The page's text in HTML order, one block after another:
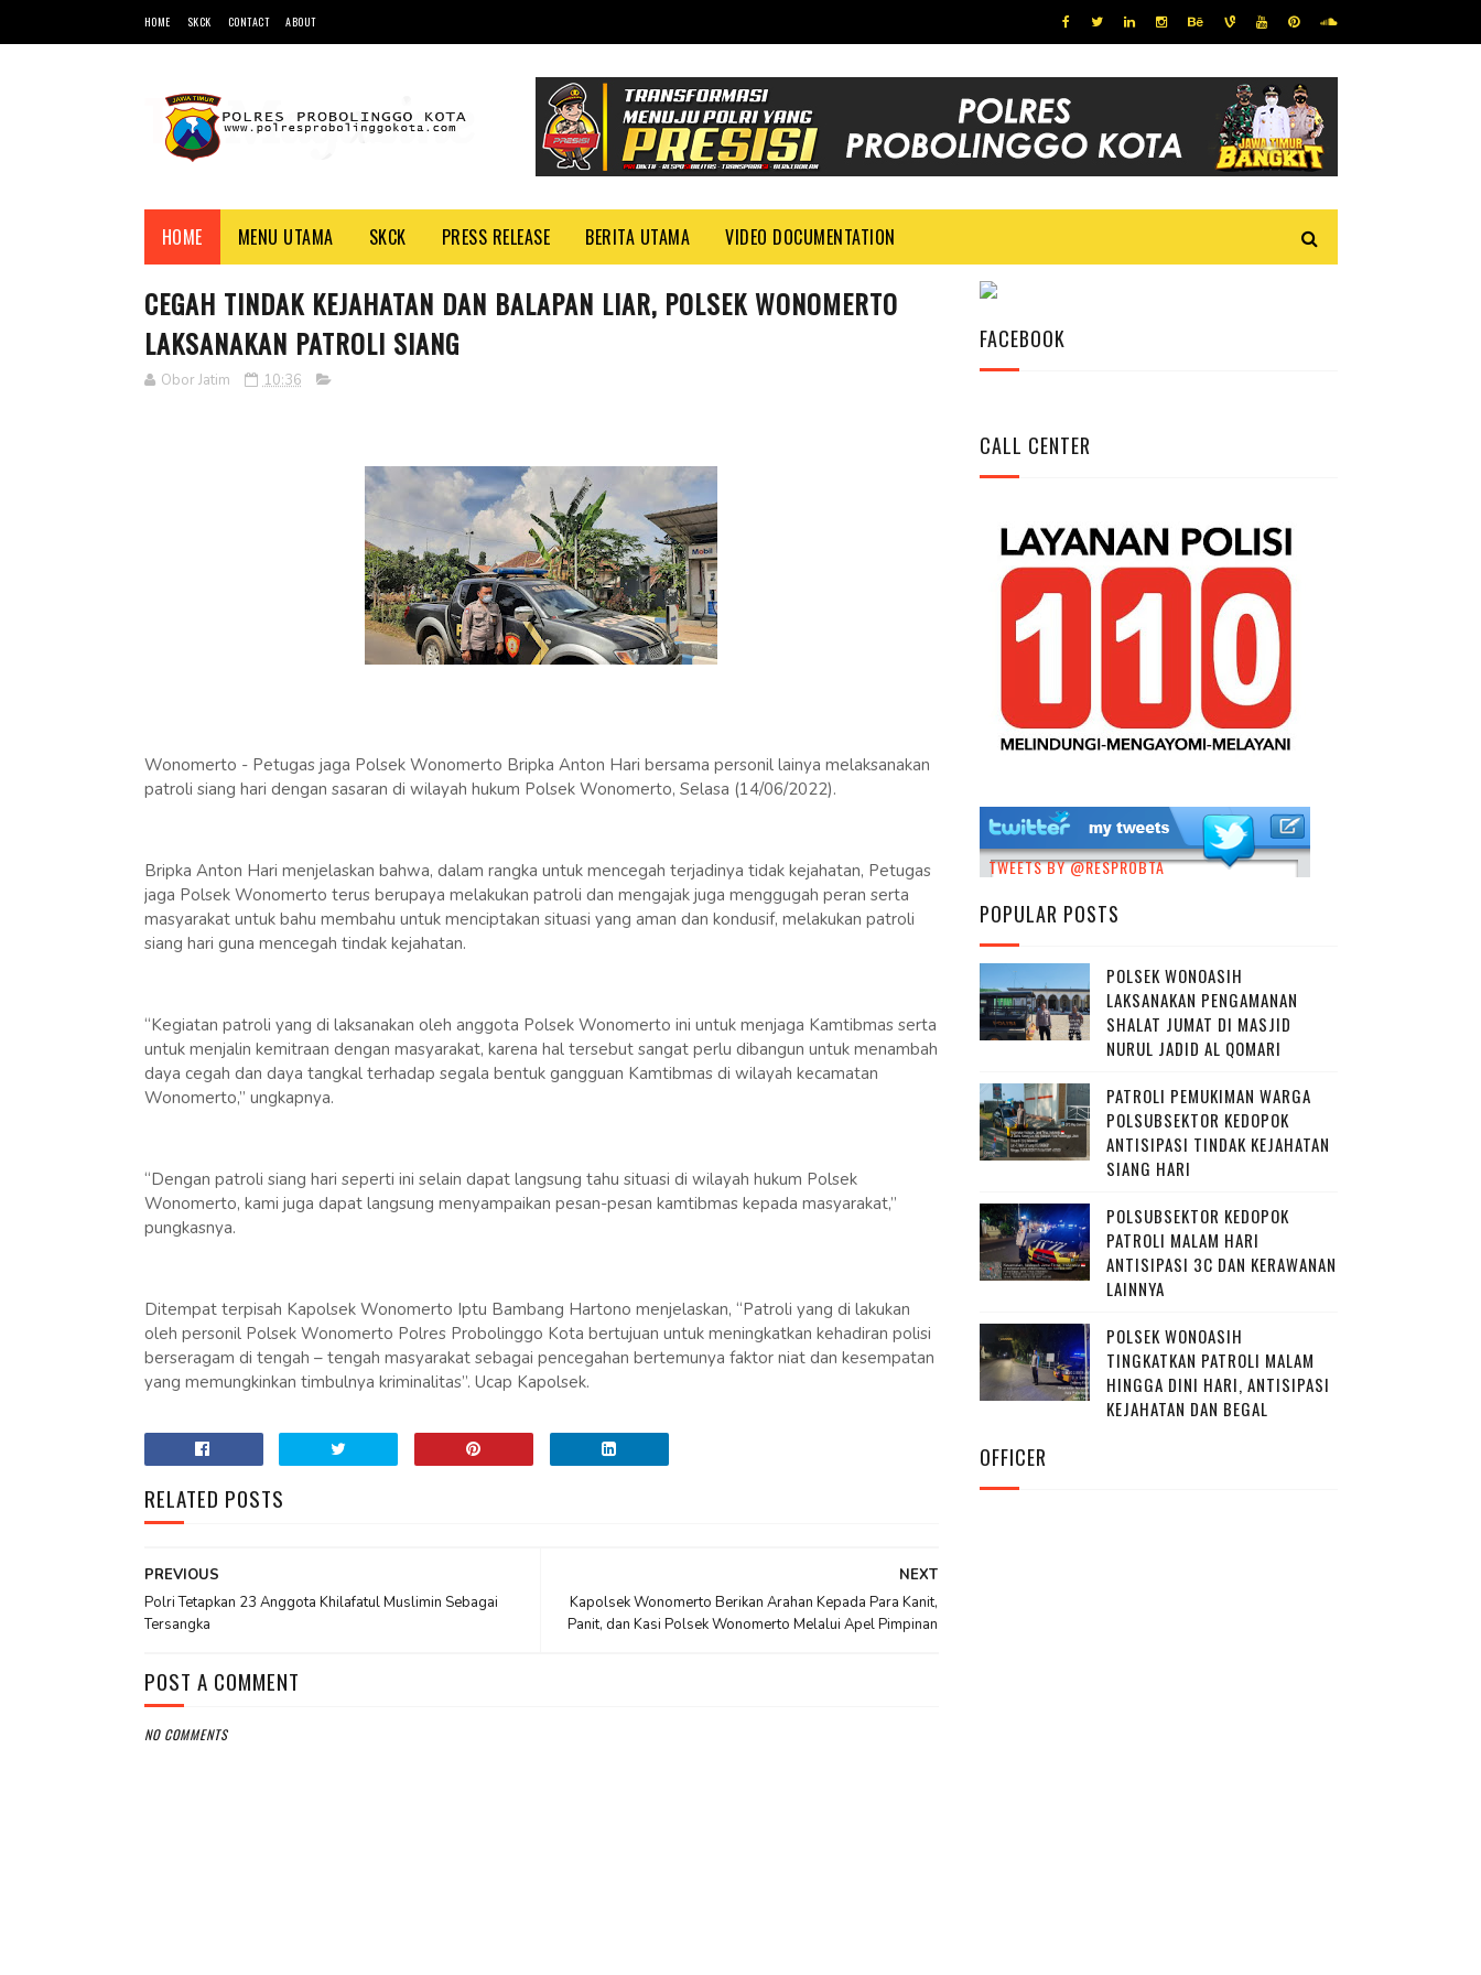
HOME SKCK CONTACT ABOUT
HOME MENU UTAMA SKCK PRESS RELEASE BERITA UTAMA VIDEO DOCUMENTATION
CEGAH TINDAK KEJAHATAN DAN BALAPAN LIAR, POLSEK WONOMERTO
LAKSANAKAN PATROLI SIANG
Obor Jatim 10:36
Wonomerto - Petugas jaga Polsek Wonomerto Bripka Anton Hari bersama personil lainya melaksanakan
patroli siang hari dengan sasaran di wilayah hukum Polsek Wonomerto, Selasa (14/06/2022).
Bripka Anton Hari menjelaskan bahwa, dalam rangka untuk mencegah terjadinya tidak kejahatan, Petugas
jaga Polsek Wonomerto terus berupaya melakukan patroli dan mengajak juga menggugah peran serta
masyarakat untuk bahu membahu untuk menciptakan situasi yang aman dan kondusif, melakukan patroli
siang hari guna mencegah tindak kejahatan.
“Kegiatan patroli yang di laksanakan oleh anggota Polsek Wonomerto ini untuk menjaga Kamtibmas serta
untuk menjalin kemitraan dengan masyarakat, karena hal tersebut sangat perlu dibangun untuk menambah
daya cegah dan daya tangkal terhadap segala bentuk gangguan Kamtibmas di wilayah kecamatan
Wonomerto,” ungkapnya.
“Dengan patroli siang hari seperti ini selain dapat langsung tahu situasi di wilayah hukum Polsek
Wonomerto, kami juga dapat langsung menyampaikan pesan-pesan kamtibmas kepada masyarakat,”
pungkasnya.
Ditempat terpisah Kapolsek Wonomerto Iptu Bambang Hartono menjelaskan, “Patroli yang di lakukan
oleh personil Polsek Wonomerto Polres Probolinggo Kota bertujuan untuk meningkatkan kehadiran polisi
berseragam di tengah – tengah masyarakat sebagai pencegahan bertemunya faktor niat dan kesempatan
yang memungkinkan timbulnya kriminalitas”. Ucap Kapolsek.
RELATED POSTS
NEXT
Kapolsek Wonomerto Berikan Arahan Kepada Para Kanit,
Panit, dan Kasi Polsek Wonomerto Melalui Apel Pimpinan
PREVIOUS
Polri Tetapkan 23 Anggota Khilafatul Muslimin Sebagai
Tersangka
POST A COMMENT
NO COMMENTS
FACEBOOK
CALL CENTER
TWEETS BY @RESPROBTA
POPULAR POSTS
POLSEK WONOASIH
LAKSANAKAN PENGAMANAN
SHALAT JUMAT DI MASJID
NURUL JADID AL QOMARI
PATROLI PEMUKIMAN WARGA
POLSUBSEKTOR KEDOPOK
ANTISIPASI TINDAK KEJAHATAN
SIANG HARI
POLSUBSEKTOR KEDOPOK
PATROLI MALAM HARI
ANTISIPASI 3C DAN KERAWANAN
LAINNYA
POLSEK WONOASIH
TINGKATKAN PATROLI MALAM
HINGGA DINI HARI, ANTISIPASI
KEJAHATAN DAN BEGAL
OFFICER